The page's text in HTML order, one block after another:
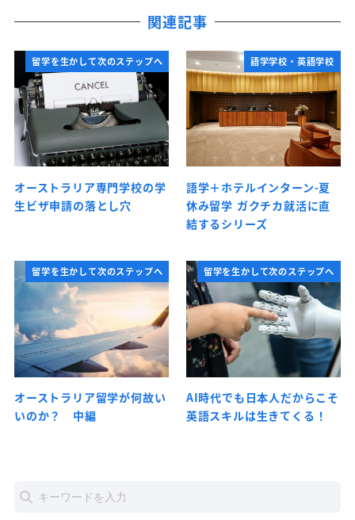
関連記事
留学を生かして次のステップへ
オーストラリア専門学校の学
生ビザ申請の落とし穴
語学学校・英語学校
語学＋ホテルインターン-夏
休み留学 ガクチカ就活に直
結するシリーズ
留学を生かして次のステップへ
オーストラリア留学が何故い
いのか？ 中編
留学を生かして次のステップへ
AI時代でも日本人だからこそ
英語スキルは生きてくる！